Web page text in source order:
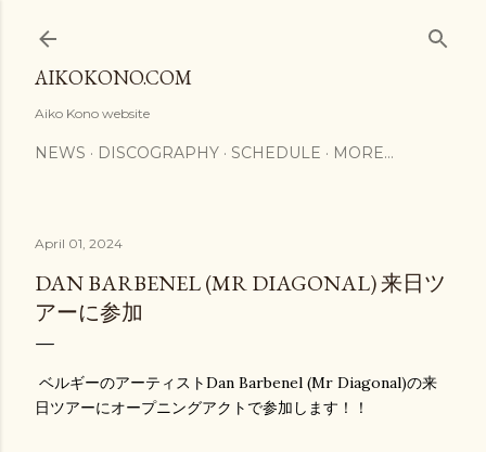
AIKOKONO.COM
Aiko Kono website
NEWS DISCOGRAPHY SCHEDULE MORE…
April 01, 2024
DAN BARBENEL (MR DIAGONAL) 来日ツ
アーに参加
ベルギーのアーティストDan Barbenel (Mr Diagonal)の来
日ツアーにオープニングアクトで参加します！！